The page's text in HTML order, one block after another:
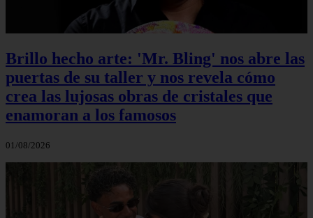
Brillo hecho arte: 'Mr. Bling' nos abre las
puertas de su taller y nos revela cómo
crea las lujosas obras de cristales que
enamoran a los famosos
01/08/2026